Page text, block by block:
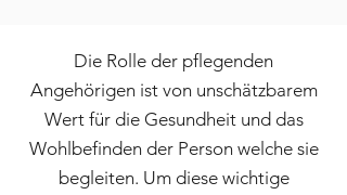
Die Rolle der pflegenden
Angehörigen ist von unschätzbarem
Wert für die Gesundheit und das
Wohlbefinden der Person welche sie
begleiten. Um diese wichtige